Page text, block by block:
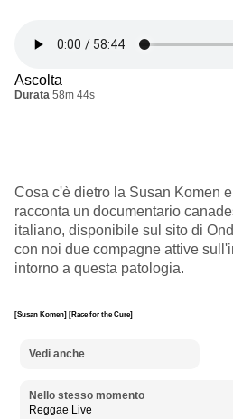
Ascolta
Durata 58m 44s
Cosa c'è dietro la Susan Komen
racconta un documentario
italiano, disponibile sul sito di
con noi due compagne attive
intorno a questa patologia.
[Susan Komen] [Race for the Cure]
Vedi anche
Nello stesso momento
Reggae Live